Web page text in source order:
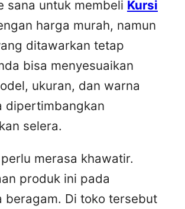
sana untuk membeli Kursi
harga murah, namun
ditawarkan tetap
bisa menyesuaikan
ukuran, dan warna
dipertimbangkan
selera.
merasa khawatir.
produk ini pada
beragam. Di toko tersebut